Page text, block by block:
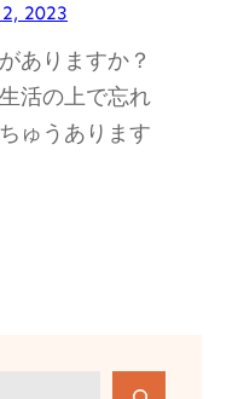
2023
ありますか？
活の上で忘れ
ゅうあります